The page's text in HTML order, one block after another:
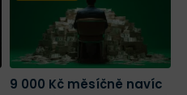
9 000 Kč měsíčně navíc